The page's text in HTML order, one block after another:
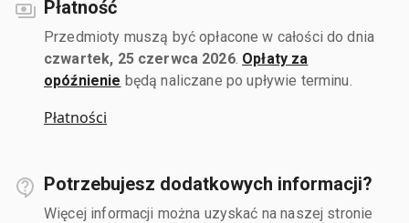
Płatność
Przedmioty muszą być opłacone w całości do dnia
czwartek, 25 czerwca 2026. Opłaty za
opóźnienie będą naliczane po upływie terminu.
Płatności
Potrzebujesz dodatkowych informacji?
Więcej informacji można uzyskać na naszej stronie